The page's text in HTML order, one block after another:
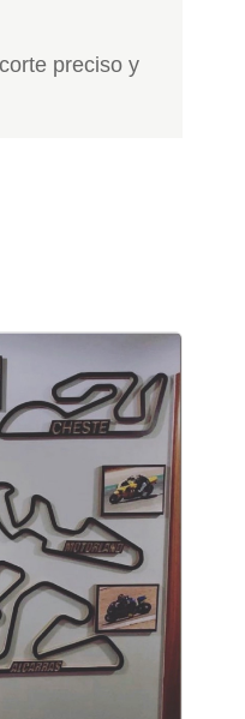
preciso y